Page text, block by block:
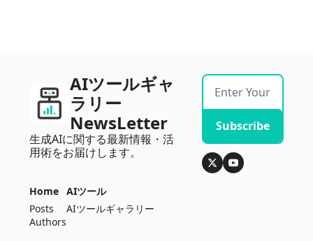
AIツールギャ
ラリー
NewsLetter
生成AIに関する最新情報・活
用術をお届けします。
Subscribe
Home
Posts
Authors
AIツール
AIツールギャラリー